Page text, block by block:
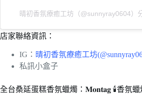
晴初香氛療癒工坊（@sunnyray0604）
店家聯絡資訊：
IG： 晴初香氛療癒工坊
私訊小盒子
全台桑延蛋糕香氛蠟燭：𝐌𝐨𝐧𝐭𝐚𝐠 🕯️香氛蠟